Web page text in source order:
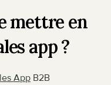
mettre en
app ?
App B2B